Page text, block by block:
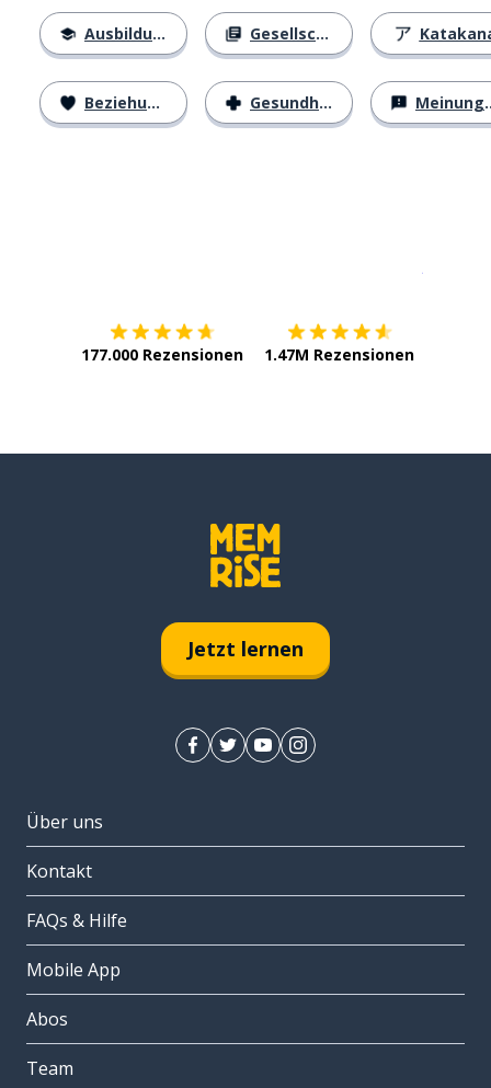
Ausbildung
Beziehungen
Gesellschaft
Gesundheit Meinungen
177.000 Rezensionen 1.47M Rezensionen
Jetzt lernen
Über uns
Kontakt
FAQs & Hilfe
Mobile App
Abos
Team